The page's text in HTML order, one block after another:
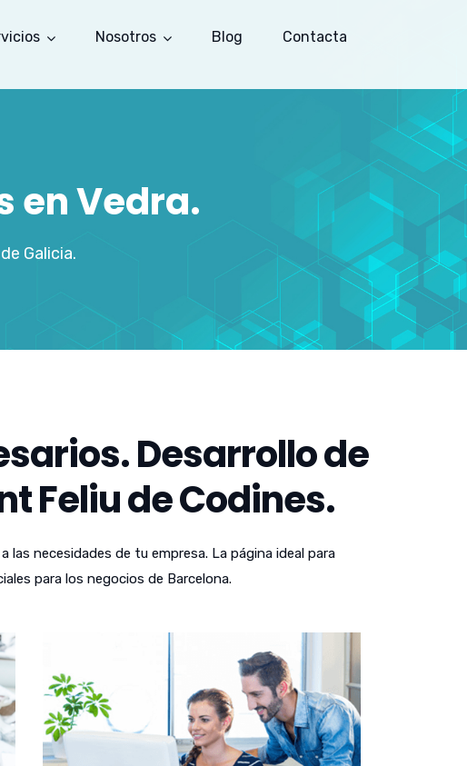
Nosotros Blog Contacta
en Vedra.
Galicia.
Desarrollo de
Feliu de Codines.
necesidades de tu empresa. La página ideal para
para los negocios de Barcelona.